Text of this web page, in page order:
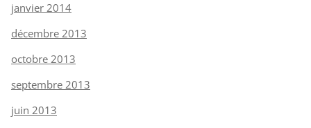
janvier 2014
décembre 2013
octobre 2013
septembre 2013
juin 2013